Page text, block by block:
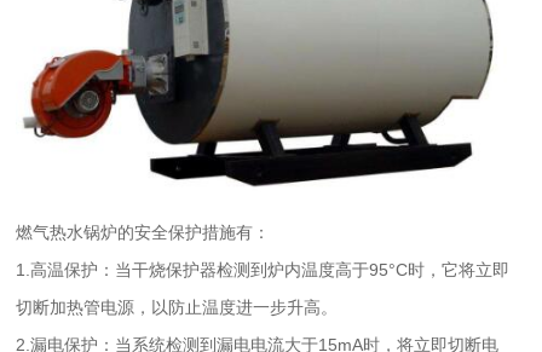
燃气热水锅炉的安全保护措施有：
1.高温保护：当干烧保护器检测到炉内温度高于95°C时，它将立即
切断加热管电源，以防止温度进一步升高。
2.漏电保护：当系统检测到漏电电流大于15mA时，将立即切断电